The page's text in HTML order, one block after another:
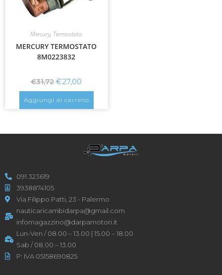
Mercury, Termostato
MERCURY TERMOSTATO
8M0223832
€31,72 €27,00
Aggiungi al carrello
091 323619
3938874105
Via Filippo Patti, 23 - Palermo
nauticaricambidarpa@gmail.com
infomagazzino@darpamotori.it
Lun-Ven / 08.00 – 13.00 | 15.00 – 18.00
Sab / 08.00 – 13.00
P: IVA 05158690825